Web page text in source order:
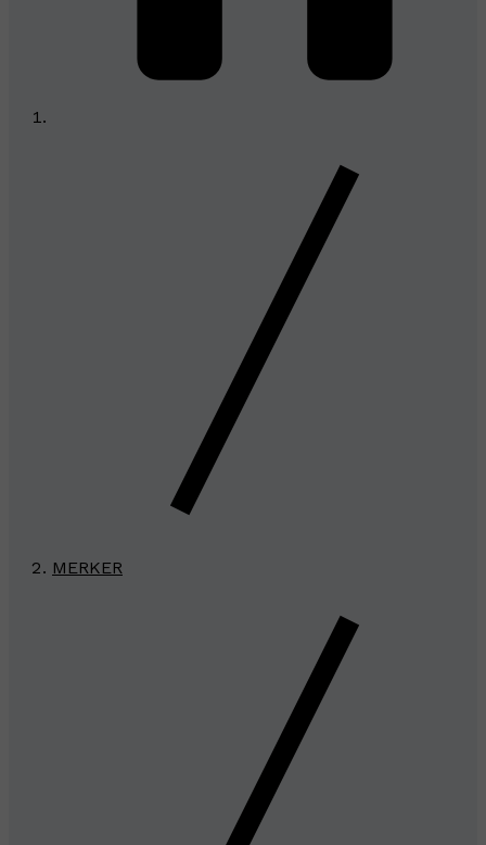
MERKER